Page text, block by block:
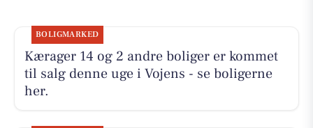
BOLIGMARKED
Kærager 14 og 2 andre boliger er kommet
til salg denne uge i Vojens - se boligerne
her.